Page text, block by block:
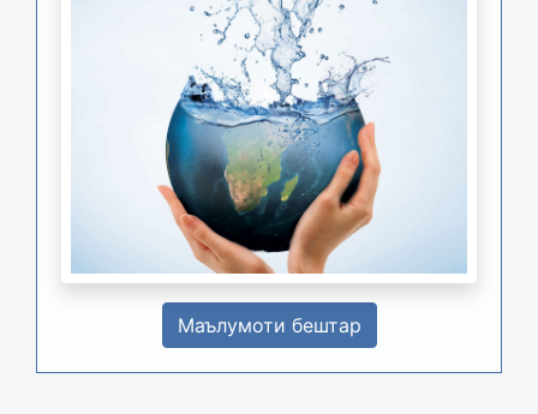
Маълумоти бештар